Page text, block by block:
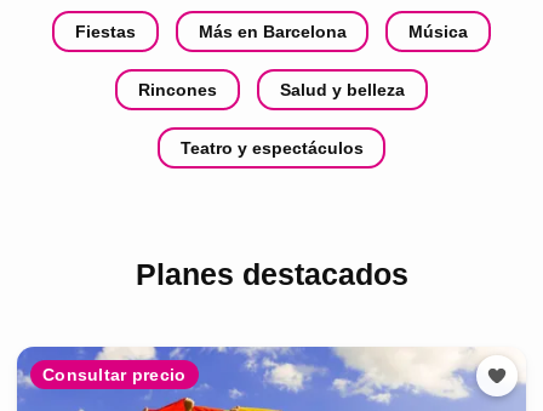
Fiestas Más en Barcelona Música
Rincones Salud y belleza
Teatro y espectáculos
Planes destacados
Consultar precio